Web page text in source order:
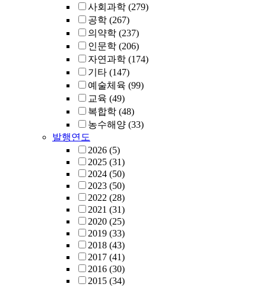
사회과학 (279)
공학 (267)
의약학 (237)
인문학 (206)
자연과학 (174)
기타 (147)
예술체육 (99)
교육 (49)
복합학 (48)
농수해양 (33)
발행연도
2026 (5)
2025 (31)
2024 (50)
2023 (50)
2022 (28)
2021 (31)
2020 (25)
2019 (33)
2018 (43)
2017 (41)
2016 (30)
2015 (34)